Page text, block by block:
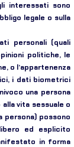
interessati sono
legale o sulla
personali (quali
politiche, le
o l’appartenenza
i dati biometrici
una persona
vita sessuale o
persona) possono
ed esplicito
in forma